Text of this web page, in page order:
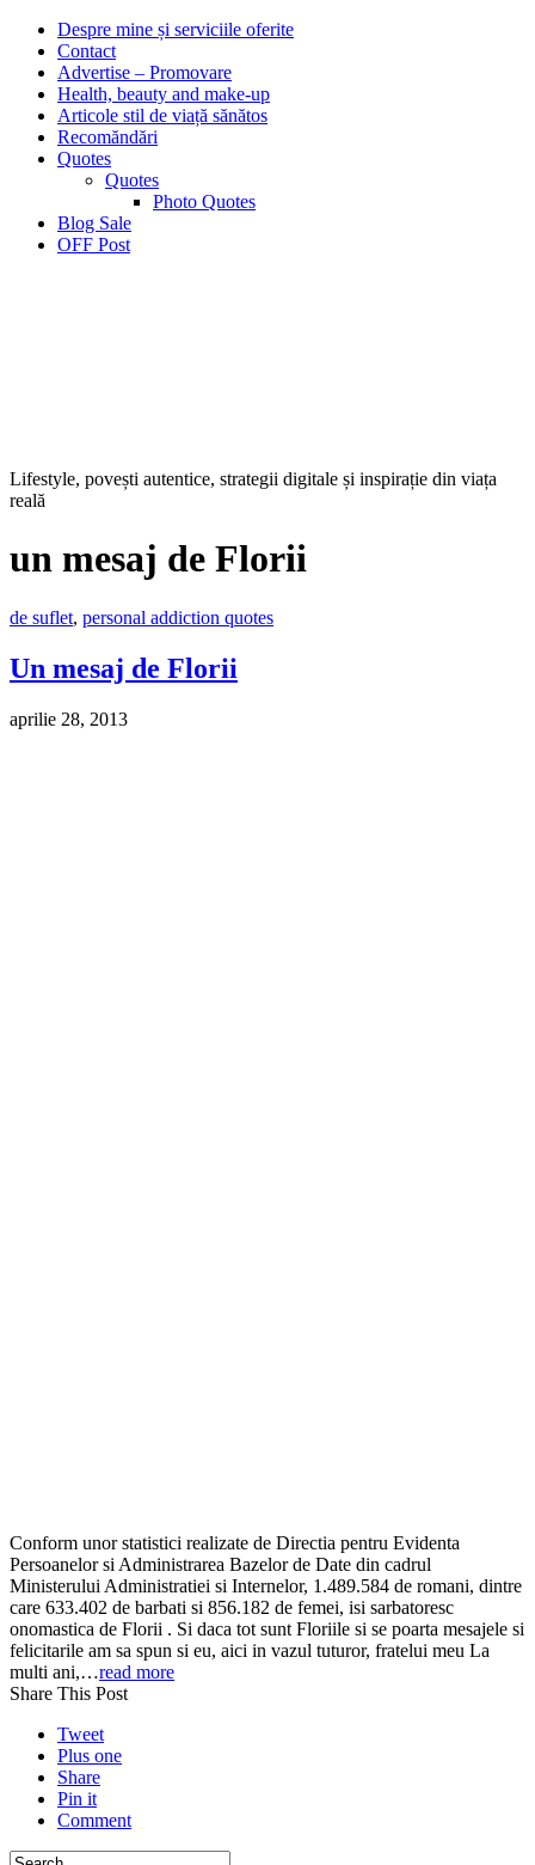
Despre mine și serviciile oferite
Contact
Advertise – Promovare
Health, beauty and make-up
Articole stil de viață sănătos
Recomăndări
Quotes
Quotes
Photo Quotes
Blog Sale
OFF Post
Lifestyle, povești autentice, strategii digitale și inspirație din viața
reală
un mesaj de Florii
de suflet, personal addiction quotes
Un mesaj de Florii
aprilie 28, 2013
Conform unor statistici realizate de Directia pentru Evidenta
Persoanelor si Administrarea Bazelor de Date din cadrul
Ministerului Administratiei si Internelor, 1.489.584 de romani, dintre
care 633.402 de barbati si 856.182 de femei, isi sarbatoresc
onomastica de Florii . Si daca tot sunt Floriile si se poarta mesajele si
felicitarile am sa spun si eu, aici in vazul tuturor, fratelui meu La
multi ani,…read more
Share This Post
Tweet
Plus one
Share
Pin it
Comment